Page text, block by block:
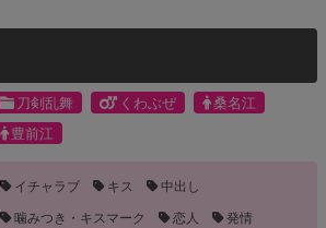
刀剣乱舞 くわぶぜ
桑名江
豊前江
イチャラブ キス
中出し
噛みつき・キスマーク
恋人 発情